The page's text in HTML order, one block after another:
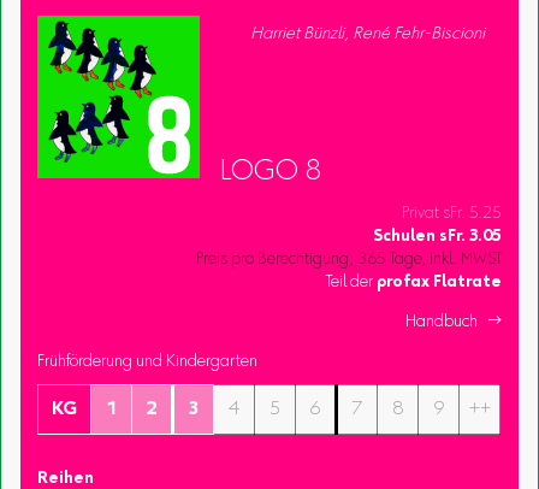
Harriet Bünzli, René Fehr-Biscioni
LOGO 8
Privat sFr. 5.25
Schulen sFr. 3.05
Preis pro Berechtigung, 365 Tage, inkl. MWST
Teil der profax Flatrate
Handbuch 
Frühförderung und Kindergarten
KG 1 2 3 4 5 6 7 8 9 ++
Reihen